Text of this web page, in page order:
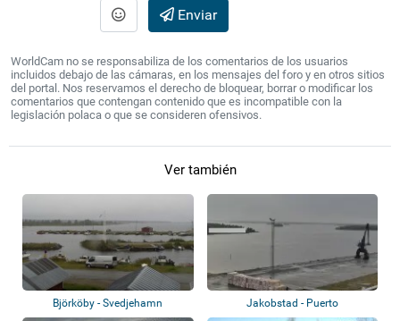
Enviar
WorldCam no se responsabiliza de los comentarios de los usuarios
incluidos debajo de las cámaras, en los mensajes del foro y en otros sitios
del portal. Nos reservamos el derecho de bloquear, borrar o modificar los
comentarios que contengan contenido que es incompatible con la
legislación polaca o que se consideren ofensivos.
Ver también
Björköby - Svedjehamn Jakobstad - Puerto